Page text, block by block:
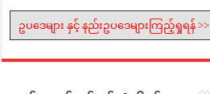
ဥပဒေများ နှင့် နည်းဥပဒေများကြည့်ရှုရန် >>